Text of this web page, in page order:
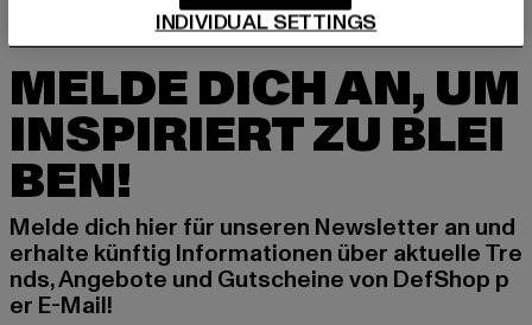
MELDE DICH AN, UM
INSPIRIERT ZU BLEI
BEN!
Melde dich hier für unseren Newsletter an und
erhalte künftig Informationen über aktuelle Tre
nds, Angebote und Gutscheine von DefShop p
er E-Mail!
INDIVIDUAL SETTINGS